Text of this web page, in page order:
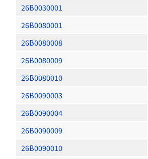
26B0030001
26B0080001
26B0080008
26B0080009
26B0080010
26B0090003
26B0090004
26B0090009
26B0090010